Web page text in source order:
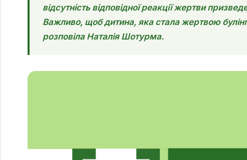
відсутність відповідної реакції жертви
Важливо, щоб дитина, яка стала жертвою
розповіла Наталія Шотурма.